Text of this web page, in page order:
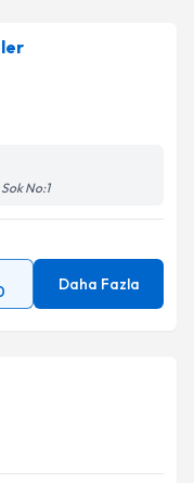
bilgilendireceğiz.
ilişkin
belirtilen
No:1
Daha Fazla